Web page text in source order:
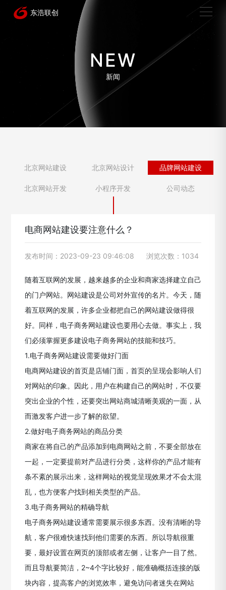
NEW
新闻
北京网站建设 北京网站设计 品牌网站建设
北京网站开发 小程序开发 公司动态
电商网站建设要注意什么？
发布时间：2023-09-23 09:46:08 浏览次数：1034
随着互联网的发展，越来越多的企业和商家选择建立自己
的门户网站。网站建设是公司对外宣传的名片。今天，随
着互联网的发展，许多企业都把自己的网站建设做得很
好。同样，电子商务网站建设也要用心去做。事实上，我
们必须掌握更多建设电子商务网站的技能和技巧。
1.电子商务网站建设需要做好门面
电商网站建设的首页是店铺门面，首页的呈现会影响人们
对网站的印象。因此，用户在构建自己的网站时，不仅要
突出企业的个性，还要突出网站商城清晰美观的一面，从
而激发客户进一步了解的欲望。
2.做好电子商务网站的商品分类
商家在将自己的产品添加到电商网站之前，不要全部放在
一起，一定要提前对产品进行分类，这样你的产品才能有
条不紊的展示出来，这样网站的视觉呈现效果才不会太混
乱，也方便客户找到相关类型的产品。
3.电子商务网站的精确导航
电子商务网站建设通常需要展示很多东西。没有清晰的导
航，客户很难快速找到他们需要的东西。所以导航很重
要，最好设置在网页的顶部或者左侧，让客户一目了然。
而且导航要简洁，2~4个字比较好，能准确概括连接的版
块内容，提高客户的浏览效率，避免访问者迷失在网站